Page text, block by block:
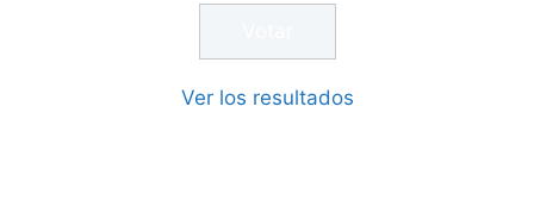
Ver los resultados